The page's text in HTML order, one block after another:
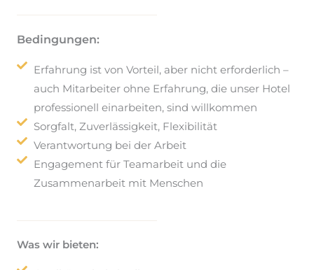
Bedingungen:
Erfahrung ist von Vorteil, aber nicht erforderlich –
auch Mitarbeiter ohne Erfahrung, die unser Hotel
professionell einarbeiten, sind willkommen
Sorgfalt, Zuverlässigkeit, Flexibilität
Verantwortung bei der Arbeit
Engagement für Teamarbeit und die
Zusammenarbeit mit Menschen
Was wir bieten: